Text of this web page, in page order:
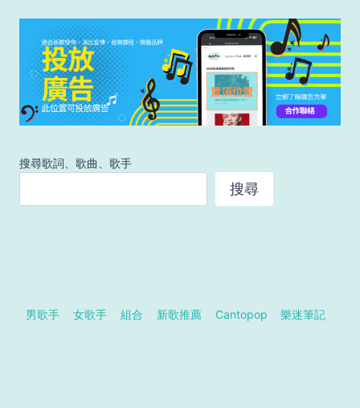
搜尋歌詞、歌曲、歌手
搜尋
男歌手 女歌手 組合 新歌推薦 Cantopop 樂迷筆記